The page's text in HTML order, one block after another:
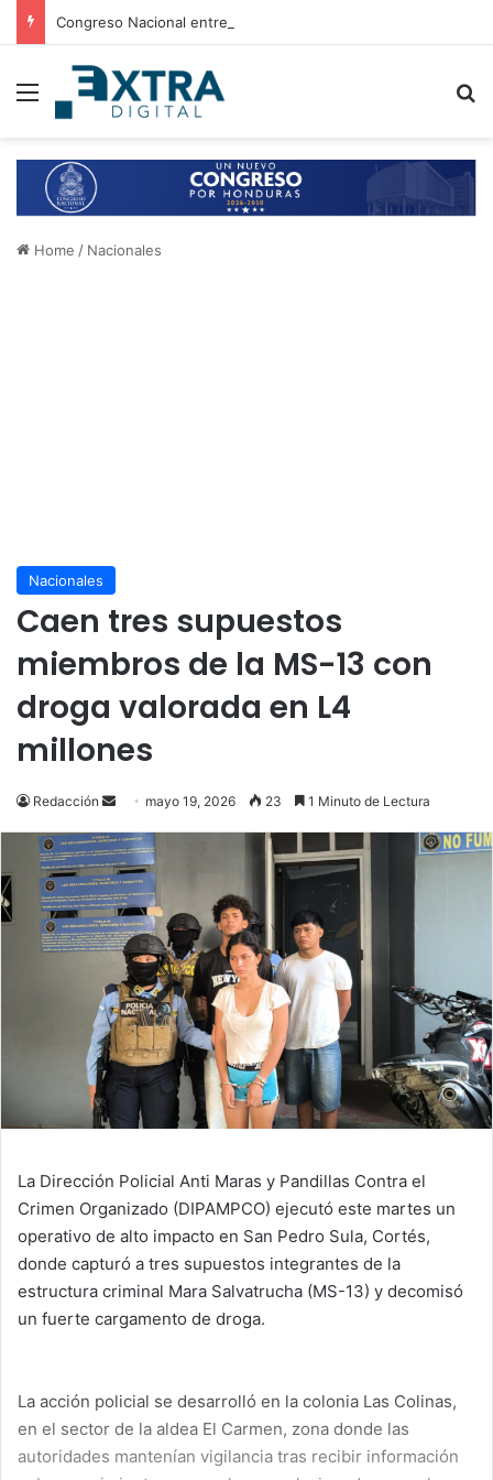
Menu
Home / Nacionales
Nacionales
Caen tres supuestos
miembros de la MS-13 con
droga valorada en L4
millones
Redacción
Send
email
mayo 19, 2026 23 1 Minuto de Lectura
La Dirección Policial Anti Maras y Pandillas Contra el
Crimen Organizado (DIPAMPCO) ejecutó este martes un
operativo de alto impacto en San Pedro Sula, Cortés,
donde capturó a tres supuestos integrantes de la
estructura criminal Mara Salvatrucha (MS-13) y decomisó
un fuerte cargamento de droga.
La acción policial se desarrolló en la colonia Las Colinas,
en el sector de la aldea El Carmen, zona donde las
autoridades mantenían vigilancia tras recibir información